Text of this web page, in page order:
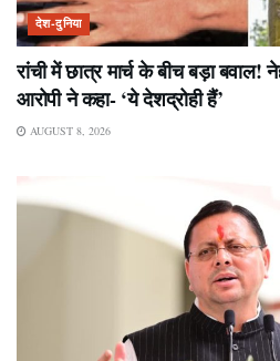
देश-दुनिया
रांची में छात्र मार्च के बीच बड़ा बवाल!
आरोपी ने कहा- ‘ये देशद्रोही हैं’
AUGUST 8, 2026